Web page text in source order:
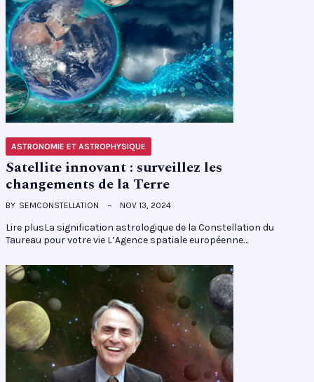
ASTRONOMIE ET ASTROPHYSIQUE
Satellite innovant : surveillez les
changements de la Terre
BY SEMCONSTELLATION NOV 13, 2024
Lire plusLa signification astrologique de la Constellation du
Taureau pour votre vie L’Agence spatiale européenne…